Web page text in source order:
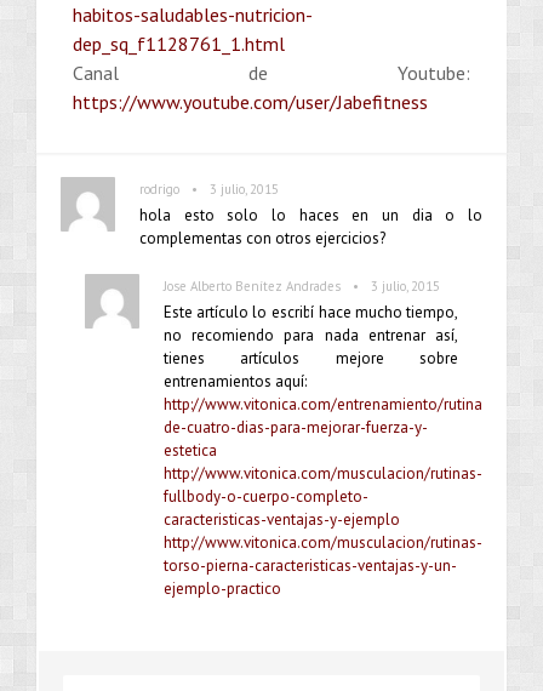
habitos-saludables-nutricion-
dep_sq_f1128761_1.html
Canal de Youtube:
https://www.youtube.com/user/Jabefitness
rodrigo • 3 julio, 2015
hola esto solo lo haces en un dia o lo
complementas con otros ejercicios?
Jose Alberto Benítez Andrades • 3 julio, 2015
Este artículo lo escribí hace mucho tiempo,
no recomiendo para nada entrenar así,
tienes artículos mejore sobre
entrenamientos aquí:
http://www.vitonica.com/entrenamiento/rutina-
de-cuatro-dias-para-mejorar-fuerza-y-
estetica
http://www.vitonica.com/musculacion/rutinas-
fullbody-o-cuerpo-completo-
caracteristicas-ventajas-y-ejemplo
http://www.vitonica.com/musculacion/rutinas-
torso-pierna-caracteristicas-ventajas-y-un-
ejemplo-practico